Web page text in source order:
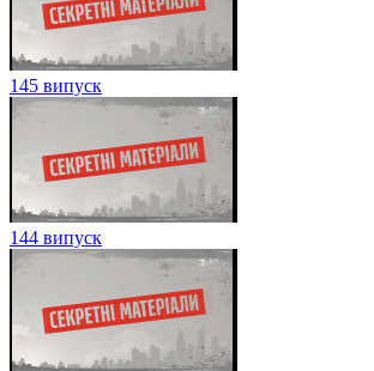
145 випуск
144 випуск